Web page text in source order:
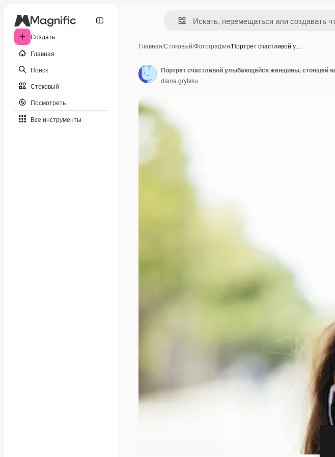
Создать
Главная
Поиск
Стоковый
Посмотреть
Все инструменты
Главная/Стоковый/Фотографии/Портрет счастливой у…
diana.grytsku